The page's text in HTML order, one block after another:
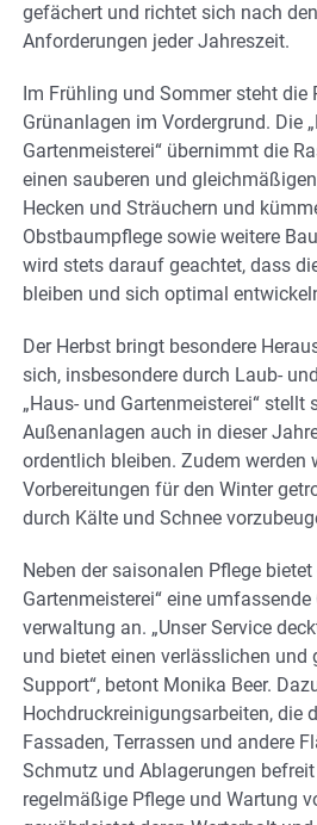
gefächert und richtet sich nach
Anforderungen jeder Jahreszeit.
Im Frühling und Sommer steht die
Grünanlagen im Vordergrund. Die
Gartenmeisterei“ übernimmt die
einen sauberen und
Hecken und Sträuchern und
Obstbaumpflege sowie weitere
wird stets darauf geachtet, dass
bleiben und sich optimal
Der Herbst bringt besondere
sich, insbesondere durch Laub-
„Haus- und Gartenmeisterei“ stellt
Außenanlagen auch in dieser
ordentlich bleiben. Zudem werden
Vorbereitungen für den Winter
durch Kälte und Schnee
Neben der saisonalen Pflege bietet
Gartenmeisterei“ eine
verwaltung an. „Unser Service
und bietet einen verlässlichen und
Support“, betont Monika Beer.
Hochdruckreinigungsarbeiten, die
Fassaden, Terrassen und andere
Schmutz und Ablagerungen
regelmäßige Pflege und Wartung